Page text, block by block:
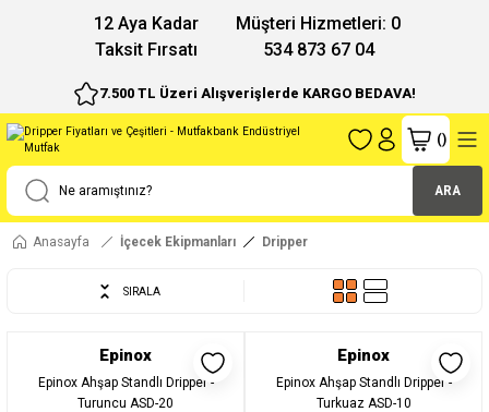
12 Aya Kadar
Taksit Fırsatı
Müşteri Hizmetleri: 0
534 873 67 04
7.500 TL Üzeri Alışverişlerde KARGO BEDAVA!
ARA
()
Anasayfa İçecek Ekipmanları Dripper
SIRALA
Epinox
Epinox Ahşap Standlı Dripper -
Turuncu ASD-20
Epinox
Epinox Ahşap Standlı Dripper -
Turkuaz ASD-10